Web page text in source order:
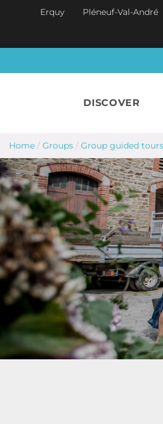
Skip to main content
Erquy Pléneuf-Val-André
DISCOVER
Home / Groups / Group guided tours